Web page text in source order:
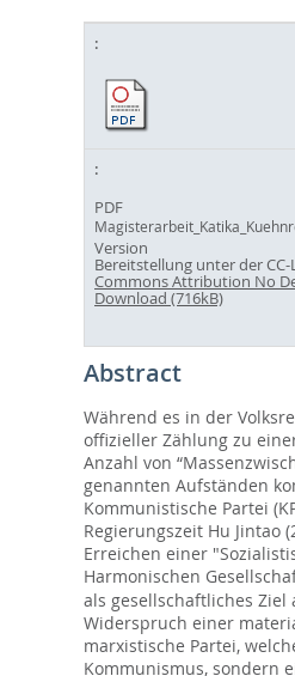
PDF
Version
Bereitstellung unter der
Commons Attribution No
Download (716kB)
Abstract
Während es in der
offizieller Zählung zu
Anzahl von
genannten Aufständen
Kommunistische Partei
Regierungszeit Hu Jintao
Erreichen einer
Harmonischen
als gesellschaftliches Ziel
Widerspruch einer
marxistische Partei,
Kommunismus, sondern